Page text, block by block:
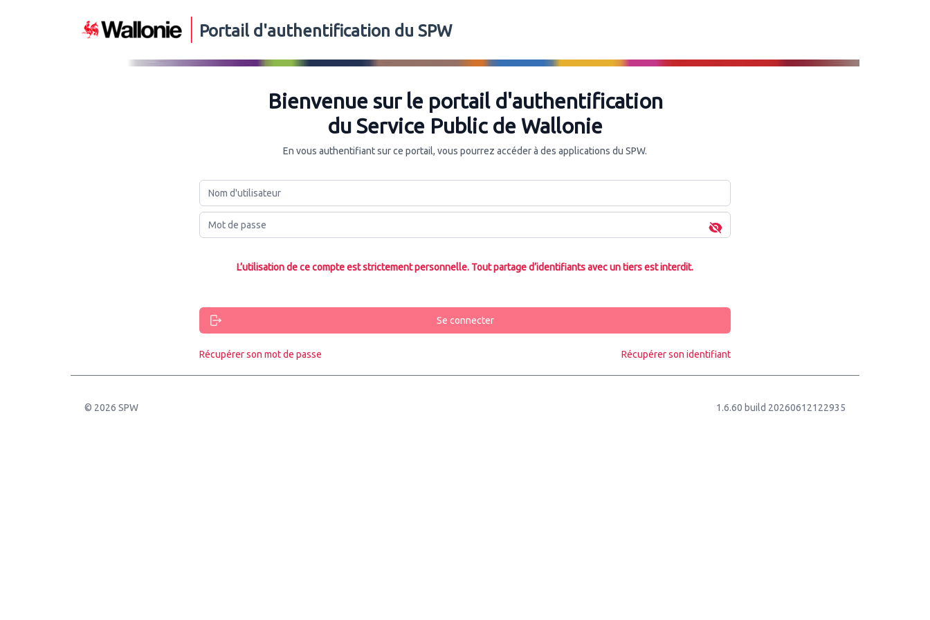
Portail d'authentification du SPW
Bienvenue sur le portail d'authentification
du Service Public de Wallonie
En vous authentifiant sur ce portail, vous pourrez accéder à des applications du SPW.
Nom d'utilisateur
Mot de passe
L’utilisation de ce compte est strictement personnelle. Tout partage d’identifiants avec un tiers est interdit.
Se connecter
Récupérer son mot de passe Récupérer son identifiant
© 2026 SPW 1.6.60 build 20260612122935